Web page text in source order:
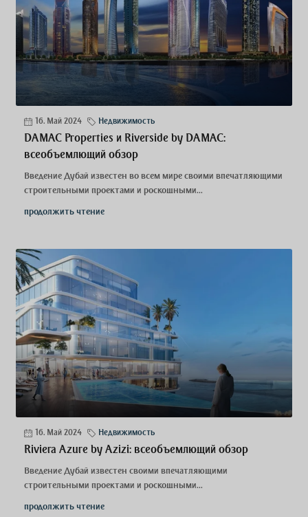
16. Май 2024 Недвижимость
DAMAC Properties и Riverside by DAMAC:
всеобъемлющий обзор
Введение Дубай известен во всем мире своими впечатляющими
строительными проектами и роскошными...
продолжить чтение
16. Май 2024 Недвижимость
Riviera Azure by Azizi: всеобъемлющий обзор
Введение Дубай известен своими впечатляющими
строительными проектами и роскошными...
продолжить чтение